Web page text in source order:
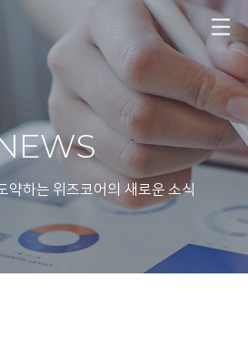
약하는 위즈코어의 새로운 소식